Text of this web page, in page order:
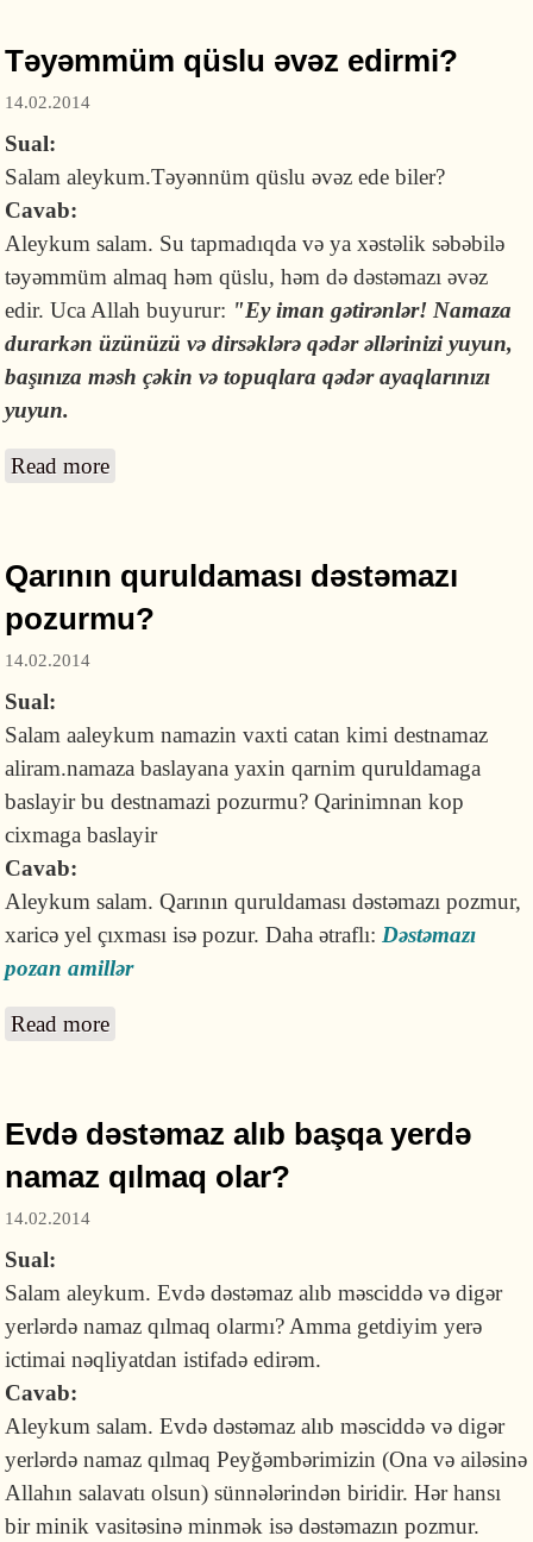
Təyəmmüm qüslu əvəz edirmi?
14.02.2014
Sual:
Salam aleykum.Təyənnüm qüslu əvəz ede biler?
Cavab:
Aleykum salam. Su tapmadıqda və ya xəstəlik səbəbilə
təyəmmüm almaq həm qüslu, həm də dəstəmazı əvəz
edir. Uca Allah buyurur: "Ey iman gətirənlər! Namaza
durarkən üzünüzü və dirsəklərə qədər əllərinizi yuyun,
başınıza məsh çəkin və topuqlara qədər ayaqlarınızı
yuyun.
Read more
Qarının quruldaması dəstəmazı
pozurmu?
14.02.2014
Sual:
Salam aaleykum namazin vaxti catan kimi destnamaz
aliram.namaza baslayana yaxin qarnim quruldamaga
baslayir bu destnamazi pozurmu? Qarinimnan kop
cixmaga baslayir
Cavab:
Aleykum salam. Qarının quruldaması dəstəmazı pozmur,
xaricə yel çıxması isə pozur. Daha ətraflı: Dəstəmazı
pozan amillər
Read more
Evdə dəstəmaz alıb başqa yerdə
namaz qılmaq olar?
14.02.2014
Sual:
Salam aleykum. Evdə dəstəmaz alıb məsciddə və digər
yerlərdə namaz qılmaq olarmı? Amma getdiyim yerə
ictimai nəqliyatdan istifadə edirəm.
Cavab:
Aleykum salam. Evdə dəstəmaz alıb məsciddə və digər
yerlərdə namaz qılmaq Peyğəmbərimizin (Ona və ailəsinə
Allahın salavatı olsun) sünnələrindən biridir. Hər hansı
bir minik vasitəsinə minmək isə dəstəmazın pozmur.